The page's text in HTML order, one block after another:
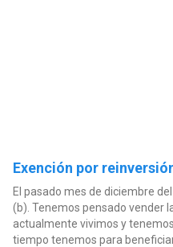
Exención por
El pasado mes de diciembre
(b). Tenemos pensado vender
actualmente vivimos y
tiempo tenemos para